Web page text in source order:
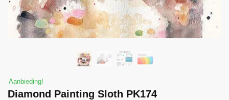
Aanbieding!
Diamond Painting Sloth PK174